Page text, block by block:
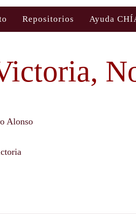
Repositorios Ayuda
Alonso